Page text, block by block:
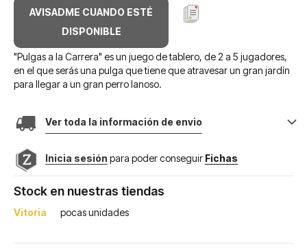
AVISADME CUANDO ESTÉ
DISPONIBLE
"Pulgas a la Carrera" es un juego de tablero, de 2 a 5 jugadores,
en el que serás una pulga que tiene que atravesar un gran jardín
para llegar a un gran perro lanoso.
Ver toda la información de envio
Inicia sesión para poder conseguir Fichas
Stock en nuestras tiendas
Vitoria pocas unidades